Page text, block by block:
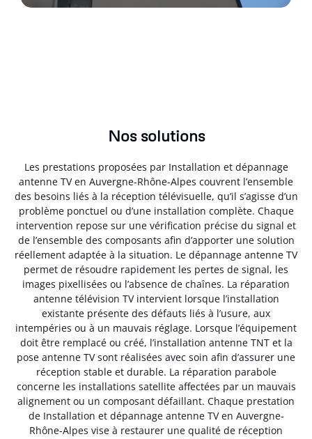
Nos solutions
Les prestations proposées par Installation et dépannage
antenne TV en Auvergne-Rhône-Alpes couvrent l’ensemble
des besoins liés à la réception télévisuelle, qu’il s’agisse d’un
problème ponctuel ou d’une installation complète. Chaque
intervention repose sur une vérification précise du signal et
de l’ensemble des composants afin d’apporter une solution
réellement adaptée à la situation. Le dépannage antenne TV
permet de résoudre rapidement les pertes de signal, les
images pixellisées ou l’absence de chaînes. La réparation
antenne télévision TV intervient lorsque l’installation
existante présente des défauts liés à l’usure, aux
intempéries ou à un mauvais réglage. Lorsque l’équipement
doit être remplacé ou créé, l’installation antenne TNT et la
pose antenne TV sont réalisées avec soin afin d’assurer une
réception stable et durable. La réparation parabole
concerne les installations satellite affectées par un mauvais
alignement ou un composant défaillant. Chaque prestation
de Installation et dépannage antenne TV en Auvergne-
Rhône-Alpes vise à restaurer une qualité de réception